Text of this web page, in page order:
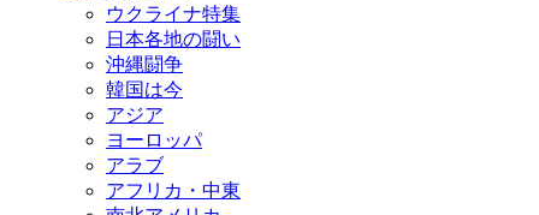
ウクライナ特集
日本各地の闘い
沖縄闘争
韓国は今
アジア
ヨーロッパ
アラブ
アフリカ・中東